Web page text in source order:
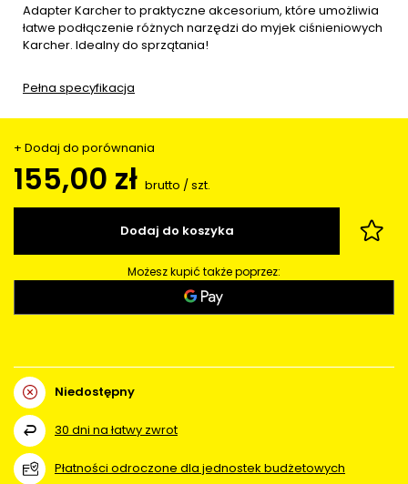
Adapter Karcher to praktyczne akcesorium, które umożliwia
łatwe podłączenie różnych narzędzi do myjek ciśnieniowych
Karcher. Idealny do sprzątania!
Pełna specyfikacja
+ Dodaj do porównania
155,00 zł brutto /szt.
Dodaj do koszyka
Możesz kupić także poprzez:
Niedostępny
30 dni na łatwy zwrot
Płatności odroczone dla jednostek budżetowych